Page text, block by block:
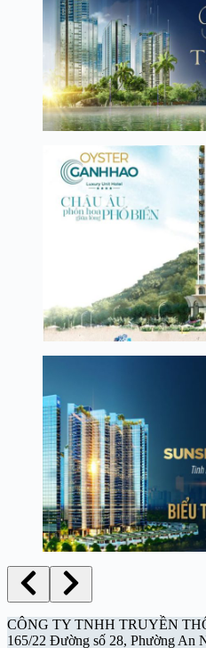
CÔNG TY TNHH TRUYỀN
165/22 Đường số 28, Phường An